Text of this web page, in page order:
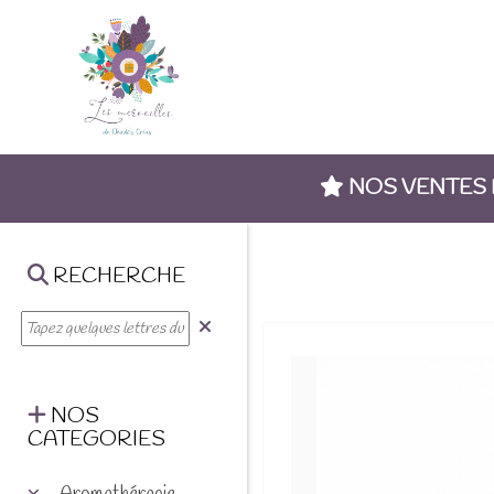
NOS
RECHERCHE
NOS
CATEGORIES